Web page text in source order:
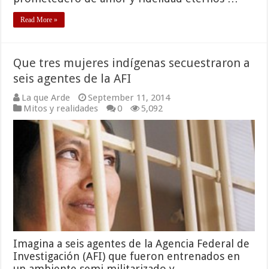
Read More »
Que tres mujeres indígenas secuestraron a
seis agentes de la AFI
La que Arde
September 11, 2014
Mitos y realidades
0 5,092
Imagina a seis agentes de la Agencia Federal de
Investigación (AFI) que fueron entrenados en